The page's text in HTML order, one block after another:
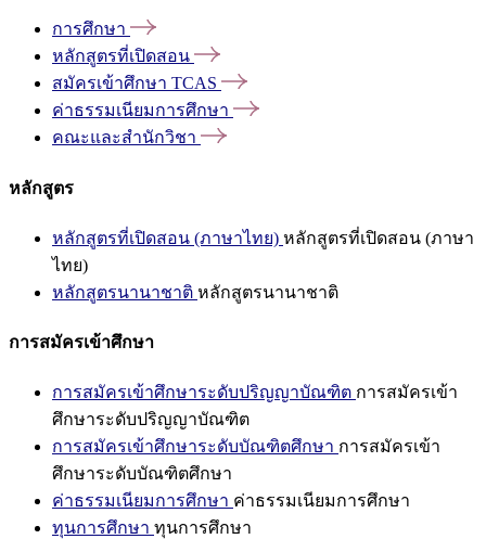
การศึกษา
หลักสูตรที่เปิดสอน
สมัครเข้าศึกษา TCAS
ค่าธรรมเนียมการศึกษา
คณะและสำนักวิชา
หลักสูตร
หลักสูตรที่เปิดสอน (ภาษาไทย) หลักสูตรที่เปิดสอน (ภาษา
ไทย)
หลักสูตรนานาชาติ หลักสูตรนานาชาติ
การสมัครเข้าศึกษา
การสมัครเข้าศึกษาระดับปริญญาบัณฑิต การสมัครเข้า
ศึกษาระดับปริญญาบัณฑิต
การสมัครเข้าศึกษาระดับบัณฑิตศึกษา การสมัครเข้า
ศึกษาระดับบัณฑิตศึกษา
ค่าธรรมเนียมการศึกษา ค่าธรรมเนียมการศึกษา
ทุนการศึกษา ทุนการศึกษา